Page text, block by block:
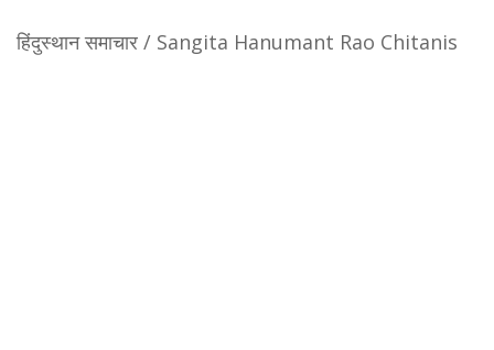
हिंदुस्थान समाचार / Sangita Hanumant Rao Chitanis